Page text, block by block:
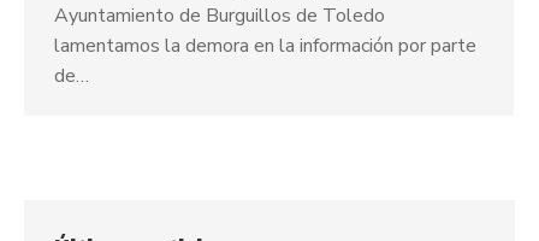
Ayuntamiento de Burguillos de Toledo
lamentamos la demora en la información por parte
de…